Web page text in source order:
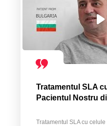
Tratamentul SLA
Pacientul Nostru
Tratamentul SLA cu celule